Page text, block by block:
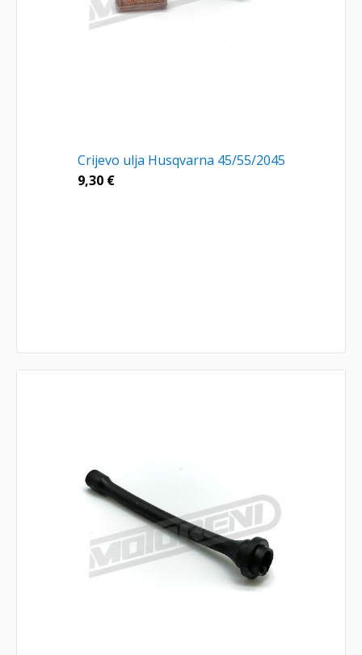
Crijevo ulja Husqvarna 45/55/2045
9,30 €